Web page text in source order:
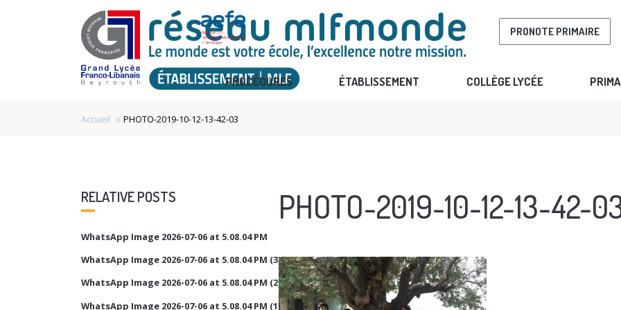
PRONOTE PRIMAIRE
PROCÉDURES ÉTABLISSEMENT COLLÈGE LYCÉE
Accueil chevron_right PHOTO-2019-10-12-13-42-03
RELATIVE POSTS
WhatsApp Image 2026-07-06 at 5.08.04 PM
WhatsApp Image 2026-07-06 at 5.08.04 PM (3)
WhatsApp Image 2026-07-06 at 5.08.04 PM (2)
WhatsApp Image 2026-07-06 at 5.08.04 PM (1)
PHOTO-2019-10-12-13-42-